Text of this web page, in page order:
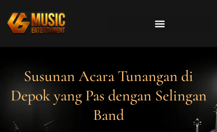
Susunan Acara Tunangan di
Depok yang Pas dengan Selingan
Band